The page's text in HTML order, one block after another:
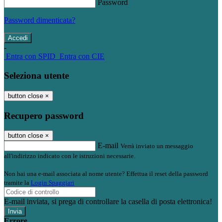
Password
Password dimenticata?
-
Entra con SPID Entra con CIE
Seleziona utente
button close ×
Recupero password
button close ×
E-mail Verrà inviato un messaggio
all'indirizzo indicato con le istruzioni necessarie.
Non hai una e-mail associata al nome utente? Effettua il reset della password
tramite la Login Spaggiari
E-mail inviata, si prega di controllare la casella di posta elettronica!